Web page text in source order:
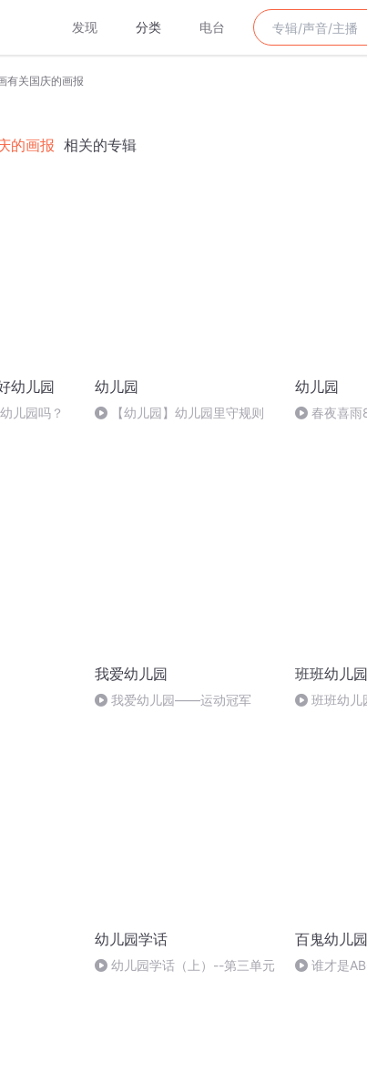
发现 分类 电台
有关国庆的画报
的画报 相关的专辑
幼儿园
儿园吗？
幼儿园
【幼儿园】幼儿园里守规则
幼儿园
春夜喜雨
我爱幼儿园
我爱幼儿园——运动冠军
班班幼儿园
班班幼儿
幼儿园学话
幼儿园学话（上）--第三单元
百鬼幼儿园
谁才是